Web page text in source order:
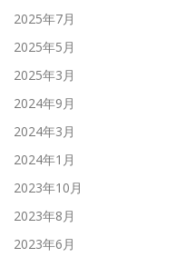
2025年7月
2025年5月
2025年3月
2024年9月
2024年3月
2024年1月
2023年10月
2023年8月
2023年6月